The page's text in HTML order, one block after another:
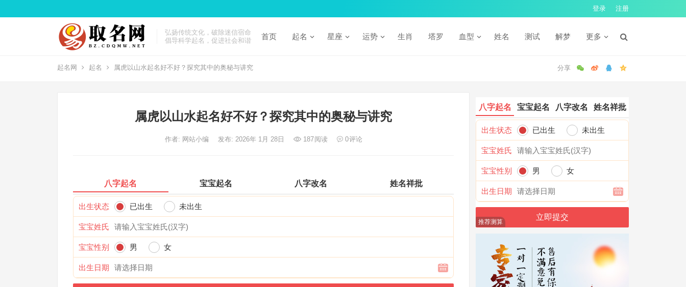
登录 注册
弘扬传统文化，破除迷信宿命
倡导科学起名，促进社会和谐
首页 起名 星座 运势 生肖 塔罗 血型 姓名 测试 解梦 更多
起名网 起名 属虎以山水起名好不好？探究其中的奥秘与讲究
属虎以山水起名好不好？探究其中的奥秘与讲究
作者: 网站小编 发布: 2026年 1月 28日 187阅读 0评论
八字起名 宝宝起名 八字改名 姓名祥批
出生状态 已出生 未出生
宝宝姓氏
宝宝性别 男 女
出生日期
八字起名 宝宝起名 八字改名 姓名祥批
出生状态 已出生 未出生
宝宝姓氏
宝宝性别 男 女
出生日期
推荐测算